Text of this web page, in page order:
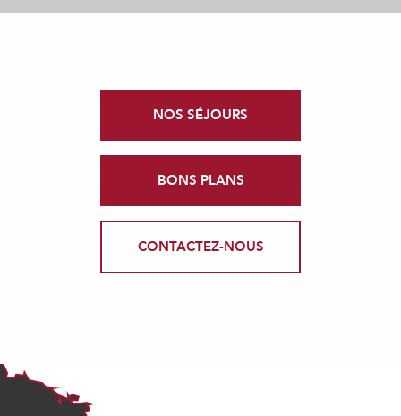
NOS SÉJOURS
BONS PLANS
CONTACTEZ-NOUS